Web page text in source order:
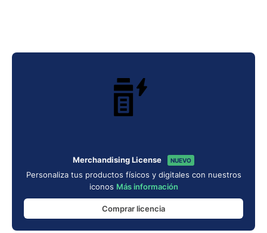
Merchandising License NUEVO
Personaliza tus productos físicos y digitales con nuestros
iconos Más información
Comprar licencia